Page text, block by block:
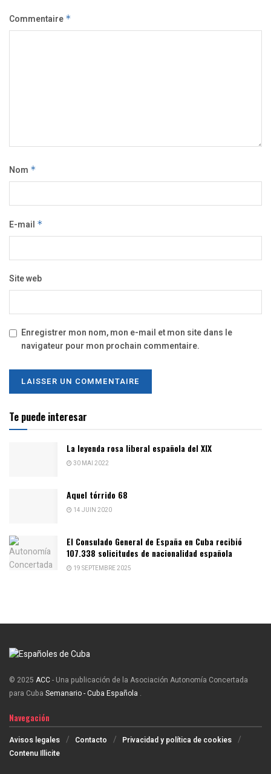
Commentaire *
Nom *
E-mail *
Site web
Enregistrer mon nom, mon e-mail et mon site dans le
navigateur pour mon prochain commentaire.
Te puede interesar
La leyenda rosa liberal española del XIX
30 MAI 2022
Aquel tórrido 68
14 JUIN 2020
El Consulado General de España en Cuba recibió
107.338 solicitudes de nacionalidad española
19 SEPTEMBRE 2025
© 2025 ACC- Una publicación de la Asociación Autonomía Concertada
para Cuba Semanario - Cuba Española .
Navegación
Avisos legales Contacto
Privacidad y política de cookies
Contenu Illicite